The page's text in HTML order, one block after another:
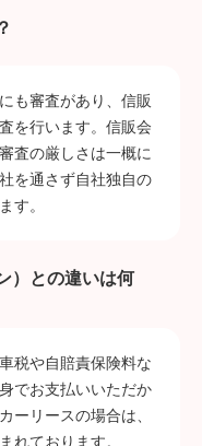
も審査があり、信販
を行います。信販会
査の厳しさは一概に
を通さず自社独自の
す。
）との違いは何
税や自賠責保険料な
でお支払いいただか
ーリースの場合は、
れております。